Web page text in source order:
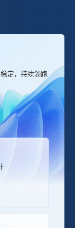
定，持续领跑